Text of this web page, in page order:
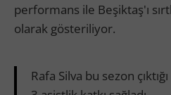
performans ile Beşiktaş'ı
olarak gösteriliyor.
Rafa Silva bu sezon